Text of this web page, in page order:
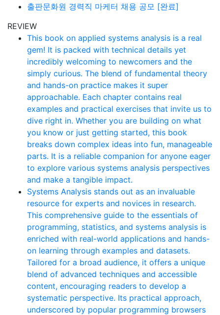
출판문화원 경력직 마케터 채용 공모 [완료]
REVIEW
This book on applied systems analysis is a real
gem! It is packed with technical details yet
incredibly welcoming to newcomers and the
simply curious. The blend of fundamental theory
and hands-on practice makes it super
approachable. Each chapter contains real
examples and practical exercises that invite us to
dive right in. Whether you are building on what
you know or just getting started, this book
breaks down complex ideas into fun, manageable
parts. It is a reliable companion for anyone eager
to explore various systems analysis perspectives
and make a tangible impact.
Systems Analysis stands out as an invaluable
resource for experts and novices in research.
This comprehensive guide to the essentials of
programming, statistics, and systems analysis is
enriched with real-world applications and hands-
on learning through examples and datasets.
Tailored for a broad audience, it offers a unique
blend of advanced techniques and accessible
content, encouraging readers to develop a
systematic perspective. Its practical approach,
underscored by popular programming browsers